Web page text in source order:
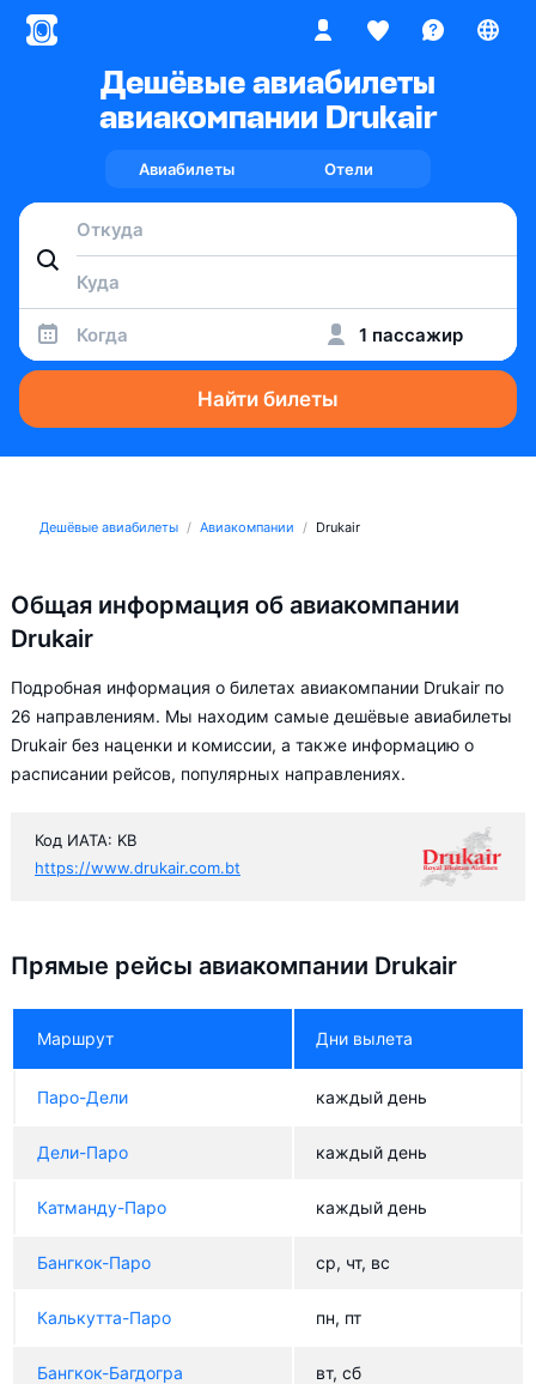
Дешёвые авиабилеты
авиакомпании Drukair
Авиабилеты Отели
Когда 1 пассажир
Найти билеты
Дешёвые авиабилеты Авиакомпании Drukair
Общая информация об авиакомпании
Drukair
Подробная информация о билетах авиакомпании Drukair по
26 направлениям. Мы находим самые дешёвые авиабилеты
Drukair без наценки и комиссии, а также информацию о
расписании рейсов, популярных направлениях.
Код ИАТА: KB
https://www.drukair.com.bt
Прямые рейсы авиакомпании Drukair
Маршрут Дни вылета
Паро-Дели каждый день
Дели-Паро каждый день
Катманду-Паро каждый день
Бангкок-Паро ср, чт, вс
Калькутта-Паро пн, пт
Бангкок-Багдогра вт, сб